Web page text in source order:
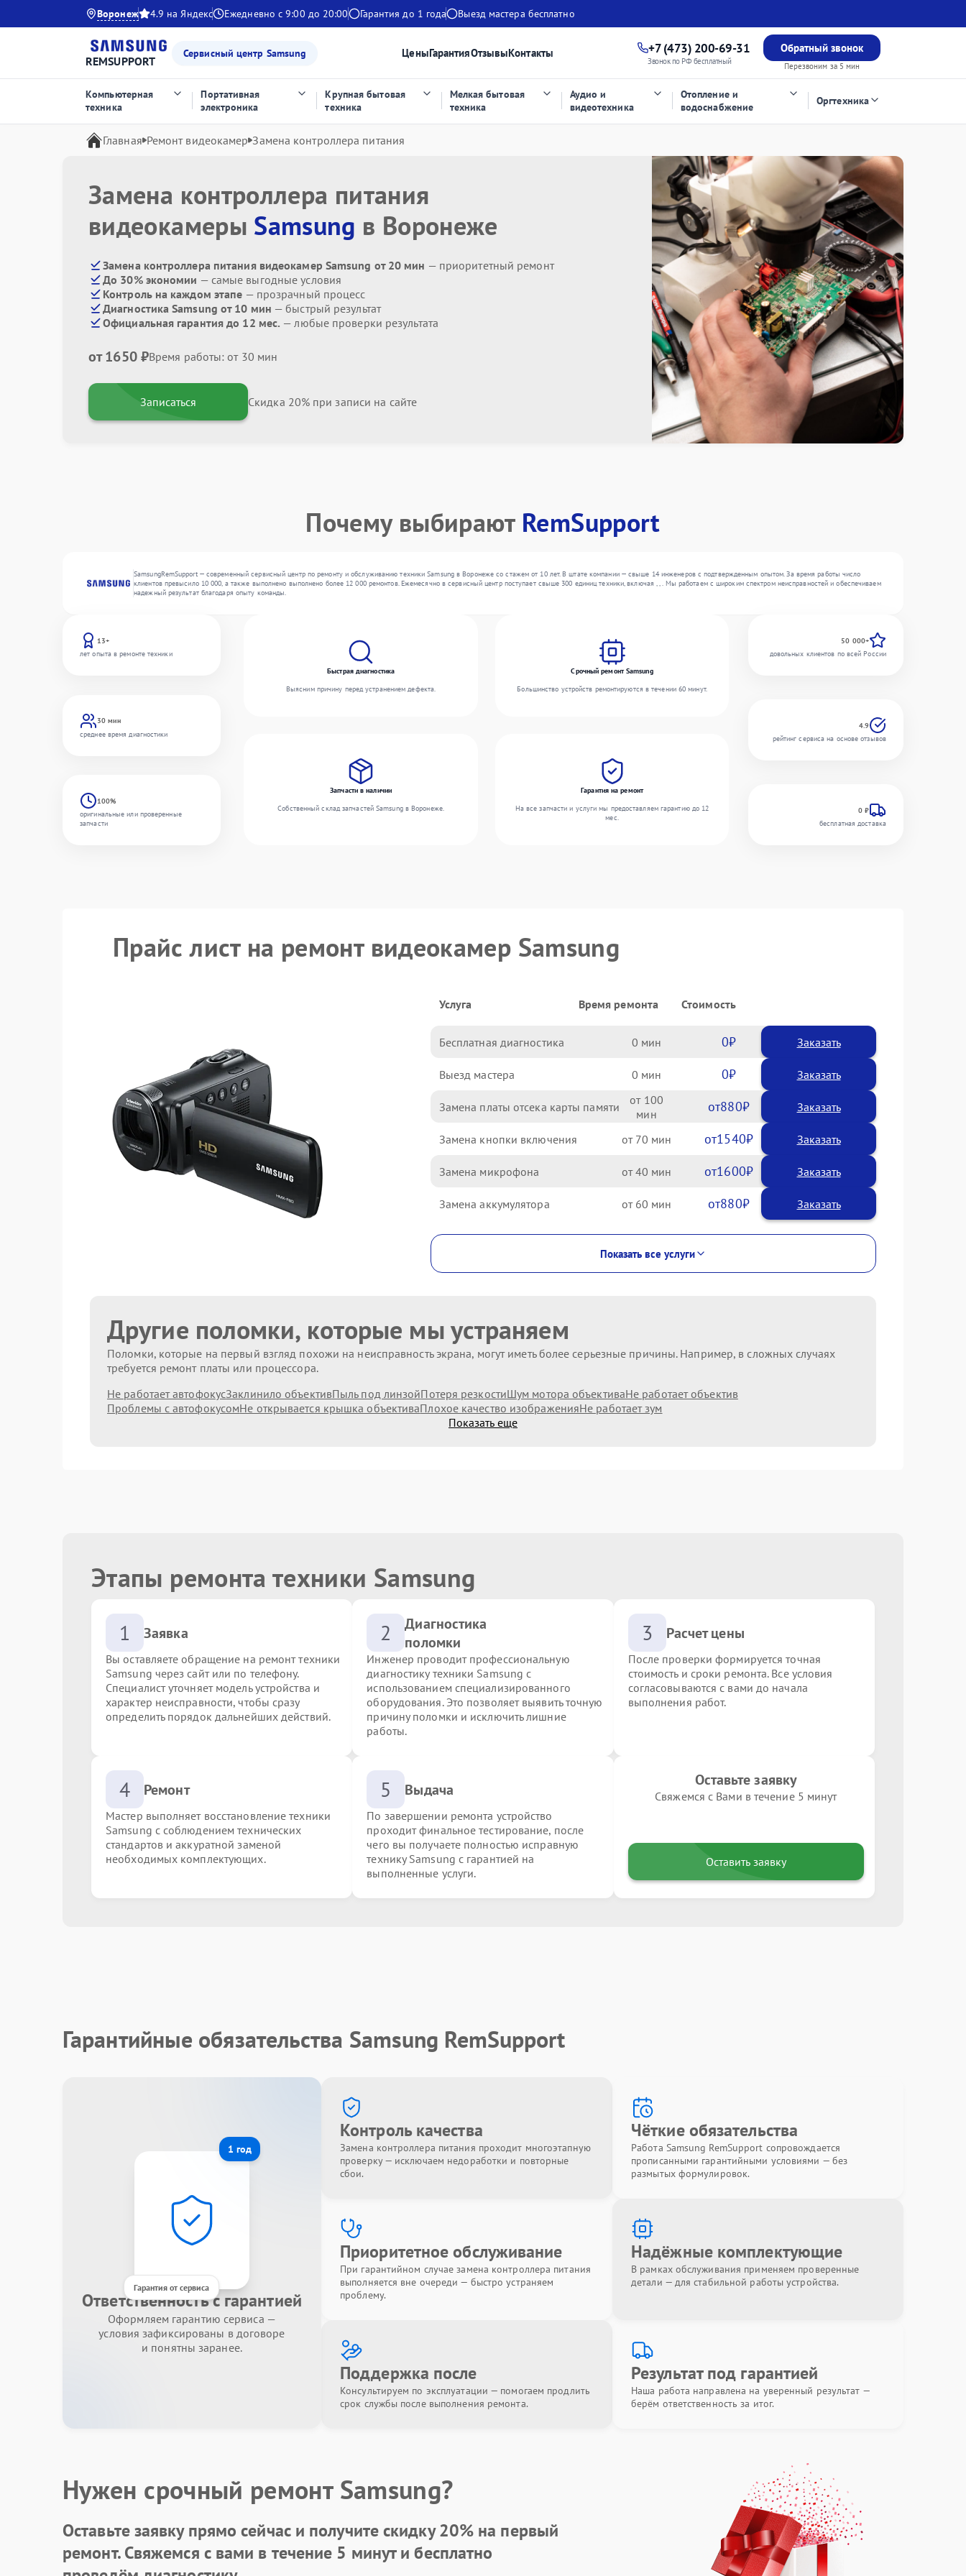
Воронеж 4.9 на Яндекс Ежедневно с 9:00 до 20:00 Гарантия до 1 года Выезд мастера бесплатно
REMSUPPORT
Сервисный центр Samsung ЦеныГарантияОтзывыКонтакты +7 (473) 200-69-31
Звонок по РФ бесплатный
Обратный звонок
Перезвоним за 5 мин
Компьютерная
техника
Портативная
электроника
Крупная бытовая
техника
Мелкая бытовая
техника
Аудио и
видеотехника
Отопление и
водоснабжение
Оргтехника
Главная Ремонт видеокамер Замена контроллера питания
Замена контроллера питания
видеокамеры Samsung в Воронеже
Замена контроллера питания видеокамер Samsung от 20 мин — приоритетный ремонт
До 30% экономии — самые выгодные условия
Контроль на каждом этапе — прозрачный процесс
Диагностика Samsung от 10 мин — быстрый результат
Официальная гарантия до 12 мес. — любые проверки результата
от 1650 ₽Время работы: от 30 мин
Записаться Скидка 20% при записи на сайте
Почему выбирают RemSupport
SamsungRemSupport — современный сервисный центр по ремонту и обслуживанию техники Samsung в Воронеже со стажем от 10 лет. В штате компании — свыше 14 инженеров с подтвержденным опытом. За время работы число
клиентов превысило 10 000, а также выполнено выполнено более 12 000 ремонтов. Ежемесячно в сервисный центр поступает свыше 300 единиц техники, включая , , . Мы работаем с широким спектром неисправностей и обеспечиваем
надежный результат благодаря опыту команды.
13+
лет опыта в ремонте техники
30 мин
среднее время диагностики
100%
оригинальные или проверенные
запчасти
Быстрая диагностика
Выясним причину перед устранением дефекта.
Срочный ремонт Samsung
Большинство устройств ремонтируются в течении 60 минут.
Запчасти в наличии
Собственный склад запчастей Samsung в Воронеже.
Гарантия на ремонт
На все запчасти и услуги мы предоставляем гарантию до 12
мес.
50 000+
довольных клиентов по всей России
4.9
рейтинг сервиса на основе отзывов
0 ₽
бесплатная доставка
Прайс лист на ремонт видеокамер Samsung
Услуга Время ремонта Стоимость
Бесплатная диагностика 0 0 Заказать
Выезд мастера 0 0 Заказать
Замена платы отсека карты памяти 100 880
Замена кнопки включения 70 1540
Замена микрофона 40 1600
Замена аккумулятора 60 880
Показать все услуги
Другие поломки, которые мы устраняем
Поломки, которые на первый взгляд похожи на неисправность экрана, могут иметь более серьезные причины. Например, в сложных случаях
требуется ремонт платы или процессора.
Не работает автофокусЗаклинило объективПыль под линзойПотеря резкостиШум мотора объективаНе работает объектив
Проблемы с автофокусомНе открывается крышка объективаПлохое качество изображенияНе работает зум
Показать еще
Этапы ремонта техники Samsung
1 Заявка
Вы оставляете обращение на ремонт техники
Samsung через сайт или по телефону.
Специалист уточняет модель устройства и
характер неисправности, чтобы сразу
определить порядок дальнейших действий.
2
Диагностика
поломки
Инженер проводит профессиональную
диагностику техники Samsung с
использованием специализированного
оборудования. Это позволяет выявить точную
причину поломки и исключить лишние
работы.
3 Расчет цены
После проверки формируется точная
стоимость и сроки ремонта. Все условия
согласовываются с вами до начала
выполнения работ.
4 Ремонт
Мастер выполняет восстановление техники
Samsung с соблюдением технических
стандартов и аккуратной заменой
необходимых комплектующих.
5 Выдача
По завершении ремонта устройство
проходит финальное тестирование, после
чего вы получаете полностью исправную
технику Samsung с гарантией на
выполненные услуги.
Оставьте заявку
Свяжемся с Вами в течение 5 минут
Оставить заявку
Гарантийные обязательства Samsung RemSupport
1 год
Гарантия от сервиса
Ответственность с гарантией
Оформляем гарантию сервиса —
условия зафиксированы в договоре
и понятны заранее.
Контроль качества
Замена контроллера питания проходит многоэтапную
проверку — исключаем недоработки и повторные
сбои.
Чёткие обязательства
Работа Samsung RemSupport сопровождается
прописанными гарантийными условиями — без
размытых формулировок.
Приоритетное обслуживание
При гарантийном случае замена контроллера питания
выполняется вне очереди — быстро устраняем
проблему.
Надёжные комплектующие
В рамках обслуживания применяем проверенные
детали — для стабильной работы устройства.
Поддержка после
Консультируем по эксплуатации — помогаем продлить
срок службы после выполнения ремонта.
Результат под гарантией
Наша работа направлена на уверенный результат —
берём ответственность за итог.
Нужен срочный ремонт Samsung?
Оставьте заявкупрямо сейчас и получите скидку20% на первый
ремонт. Свяжемся с вами в течение 5 минут и бесплатно